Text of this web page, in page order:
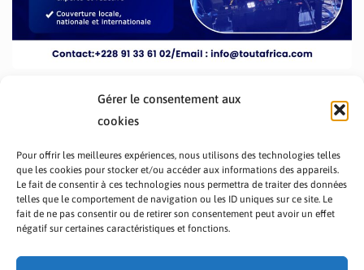
Gérer le consentement aux
cookies
Pour offrir les meilleures expériences, nous utilisons des technologies telles
que les cookies pour stocker et/ou accéder aux informations des appareils.
Le fait de consentir à ces technologies nous permettra de traiter des données
telles que le comportement de navigation ou les ID uniques sur ce site. Le
fait de ne pas consentir ou de retirer son consentement peut avoir un effet
négatif sur certaines caractéristiques et fonctions.
PRÉSENTATION TOUTAFRICA
A PROPOS